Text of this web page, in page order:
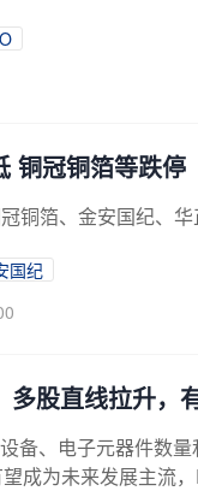
铜冠铜箔等跌停
铜箔、金安国纪、
国纪
多股直线拉升，
备、电子元器件数
成为未来发展主流